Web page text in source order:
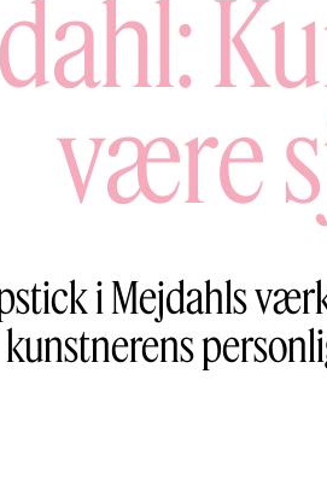
være
i Mejdahls
kunstnerens